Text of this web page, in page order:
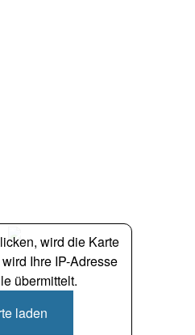
wird die Karte
Ihre IP-Adresse
übermittelt.
laden